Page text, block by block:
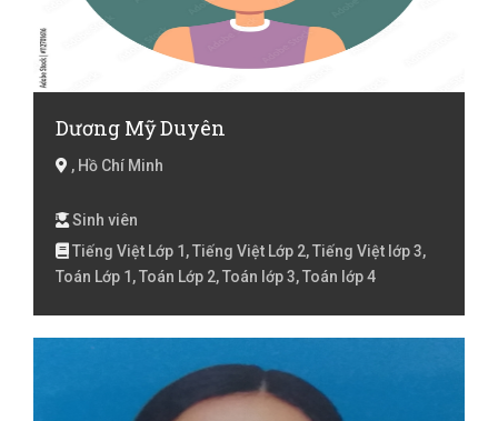
Dương Mỹ Duyên
, Hồ Chí Minh
Sinh viên
Tiếng Việt Lớp 1, Tiếng Việt Lớp 2, Tiếng Việt lớp 3,
Toán Lớp 1, Toán Lớp 2, Toán lớp 3, Toán lớp 4